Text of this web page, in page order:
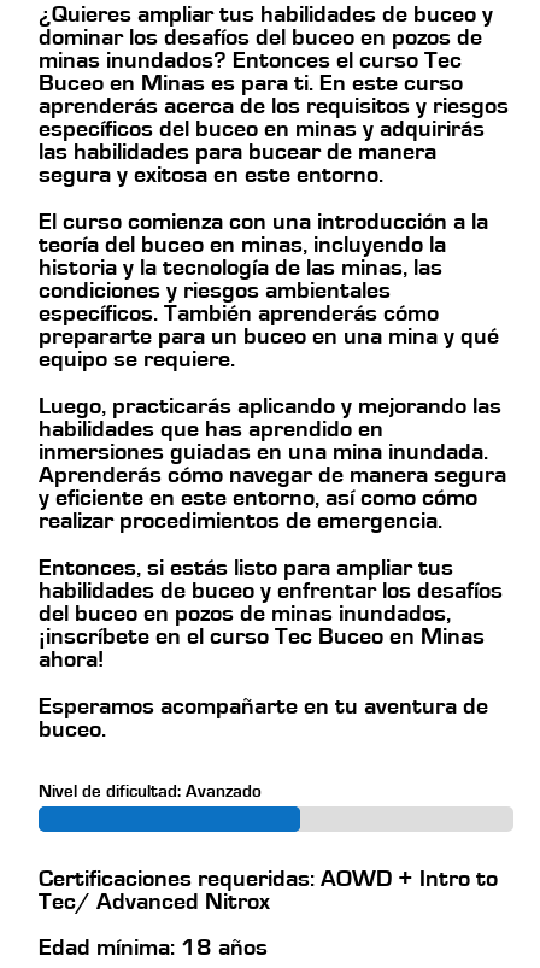
¿Quieres ampliar tus habilidades de buceo y
dominar los desafíos del buceo en pozos de
minas inundados? Entonces el curso Tec
Buceo en Minas es para ti. En este curso
aprenderás acerca de los requisitos y riesgos
específicos del buceo en minas y adquirirás
las habilidades para bucear de manera
segura y exitosa en este entorno.
El curso comienza con una introducción a la
teoría del buceo en minas, incluyendo la
historia y la tecnología de las minas, las
condiciones y riesgos ambientales
específicos. También aprenderás cómo
prepararte para un buceo en una mina y qué
equipo se requiere.
Luego, practicarás aplicando y mejorando las
habilidades que has aprendido en
inmersiones guiadas en una mina inundada.
Aprenderás cómo navegar de manera segura
y eficiente en este entorno, así como cómo
realizar procedimientos de emergencia.
Entonces, si estás listo para ampliar tus
habilidades de buceo y enfrentar los desafíos
del buceo en pozos de minas inundados,
¡inscríbete en el curso Tec Buceo en Minas
ahora!
Esperamos acompañarte en tu aventura de
buceo.
Nivel de dificultad: Avanzado
Certificaciones requeridas: AOWD + Intro to
Tec/ Advanced Nitrox
Edad mínima: 18 años